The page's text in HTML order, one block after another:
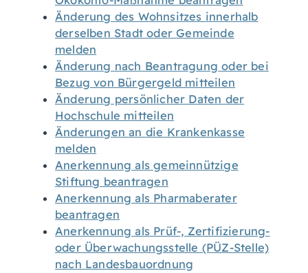
Änderung des Wohnsitzes innerhalb
derselben Stadt oder Gemeinde
melden
Änderung nach Beantragung oder bei
Bezug von Bürgergeld mitteilen
Änderung persönlicher Daten der
Hochschule mitteilen
Änderungen an die Krankenkasse
melden
Anerkennung als gemeinnützige
Stiftung beantragen
Anerkennung als Pharmaberater
beantragen
Anerkennung als Prüf-, Zertifizierung-
oder Überwachungsstelle (PÜZ-Stelle)
nach Landesbauordnung